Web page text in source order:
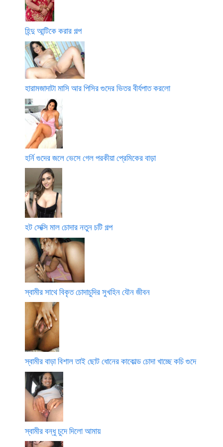
হিন্দু আন্টিকে করার গল্প
হারামজাদাটা মাসি আর পিসির গুদের ভিতর বীর্যপাত করলো
হর্নি গুদের জলে ভেসে গেল পরকীয়া প্রেমিকের বাড়া
হট সেক্সি মাল চোদার নতুন চটি গল্প
স্বামীর সাথে বিকৃত চোদাচুদির সুখহিন যৌন জীবন
স্বামীর বাড়া বিশাল তাই ছোট ধোনের কাকোল্ড চোদা খাচ্ছে কচি গুদে
স্বামীর বন্ধু চুদে দিলো আমায়